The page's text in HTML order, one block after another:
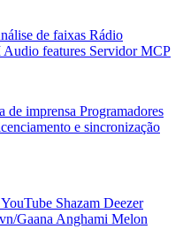
de faixas Rádio
Audio features Servidor MCP
de imprensa Programadores
e sincronização
YouTube Shazam Deezer
Gaana Anghami Melon